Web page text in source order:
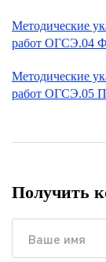
Методические
работ ОГСЭ.04
Методические
работ ОГСЭ.05
Получить